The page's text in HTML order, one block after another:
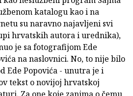
katalogu kao i na
su naravno najavljeni svi
hrvatskih autora i urednika),
je sa fotografijom Ede
na naslovnici. No, to nije bilo
Ede Popovića - unutra je i
tekst o novijoj hrvatskoj